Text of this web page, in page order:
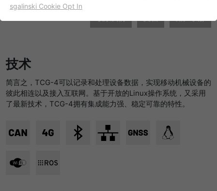
技术
简言之，TCG-4可以记录和处理设备数据，实现移动机械设备的
彼此相连以及接入互联网。基于开放的Linux操作系统，又采用
了最新技术，TCG-4拥有集成能力强、稳定可靠的特性。
名字 cookie_optin
一些信息，说明我们网站的哪些区域受欢迎，哪些区域没有那
么频繁地受访问。基于从中获取的知识，我们可以进一步优化
我们的网站。当然，记录信息是匿名处理的。
名字 _ga
谷歌
目的
显示cookie信息
Empfehlungsbund/Jobwidget
Diese Cookies werden benötigt, um Stellenanzeigen des
anzuzeigen. Ohne diese Einbindung können die
sgalinski Cookie Opt In